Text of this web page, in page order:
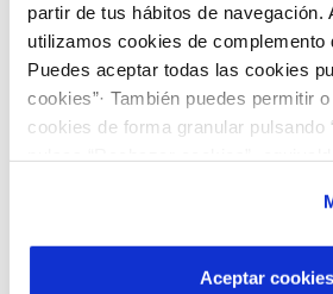
partir de tus hábitos de navegación.
utilizamos cookies de complemento
Puedes aceptar todas las cookies
cookies”· También puedes permitir
cookies de forma granular pulsando
son indispensables para que el sitio
por tanto no se pueden desactivar.
más información en nuestraPolítica
Aceptar cookies